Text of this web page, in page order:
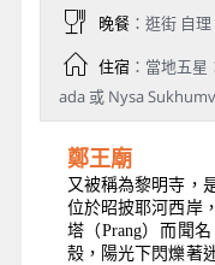
晚餐：逛街 自理
住宿：當地五星
ada 或 Nysa
鄭王廟
又被稱為黎明寺，
位於昭披耶河西岸
塔（Prang）而聞
殼，陽光下閃爍著